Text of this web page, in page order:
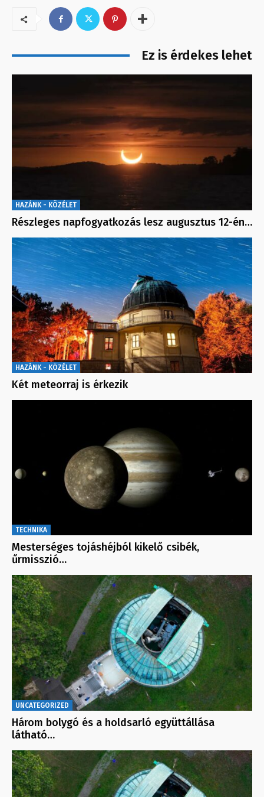
Ez is érdekes lehet
HAZÁNK - KÖZÉLET
Részleges napfogyatkozás lesz augusztus 12-én…
HAZÁNK - KÖZÉLET
Két meteorraj is érkezik
TECHNIKA
Mesterséges tojáshéjból kikelő csibék,
űrmisszió…
UNCATEGORIZED
Három bolygó és a holdsarló együttállása
látható…